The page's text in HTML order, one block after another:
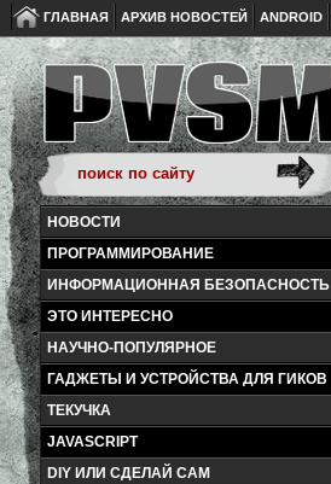
ГЛАВНАЯ АРХИВ НОВОСТЕЙ ANDROID
НОВОСТИ
ПРОГРАММИРОВАНИЕ
ИНФОРМАЦИОННАЯ БЕЗОПАСНОСТЬ
ЭТО ИНТЕРЕСНО
НАУЧНО-ПОПУЛЯРНОЕ
ГАДЖЕТЫ И УСТРОЙСТВА ДЛЯ ГИКОВ
ТЕКУЧКА
JAVASCRIPT
DIY ИЛИ СДЕЛАЙ САМ